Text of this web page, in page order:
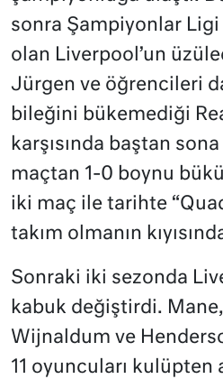
sonra Şampiyonlar
olan Liverpool’un
Jürgen ve öğrencileri
bileğini bükemediği
karşısında baştan
maçtan 1-0 boynu
iki maç ile tarihte
takım olmanın
Sonraki iki sezonda
kabuk değiştirdi.
Wijnaldum ve
11 oyuncuları kulüpten